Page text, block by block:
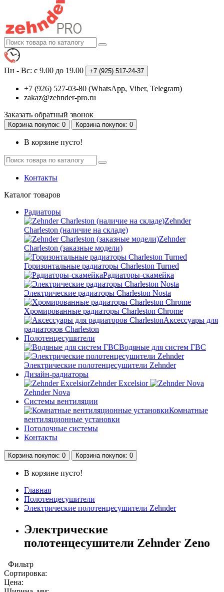
Пн - Вс: с 9.00 до 19.00 +7 (925) 517-24-37
+7 (926) 527-03-80 (WhatsApp, Viber, Telegram)
zakaz@zehnder-pro.ru
Заказать обратный звонок
Корзинапокупок: 0 Корзинапокупок: 0
В корзине пусто!
Контакты
Каталог товаров
Радиаторы
Zehnder
Charleston (наличие на складе)
Zehnder
Charleston (заказные модели)
Горизонтальные радиаторы Charleston Turned
Радиаторы-скамейка
Электрические радиаторы Charleston Nosta
Хромированные радиаторы Charleston Chrome
Аксессуары для
радиаторов Charleston
Полотенцесушители
Водяные для систем ГВС
Электрические полотенцесушители Zehnder
Дизайн-радиаторы
Zehnder Excelsior
Zehnder Nova
Системы вентиляции
Комнатные
вентиляционные установки
Потолочные системы
Контакты
Корзинапокупок: 0 Корзинапокупок: 0
В корзине пусто!
Главная
Полотенцесушители
Электрические полотенцесушители Zehnder
Электрические
полотенцесушители Zehnder Zeno
Фильтр
Сортировка:
Цена: